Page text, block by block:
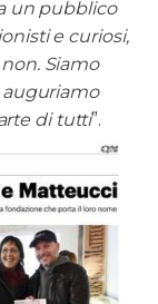
un pubblico
e curiosi,
Siamo
auguriamo
di tutti”.